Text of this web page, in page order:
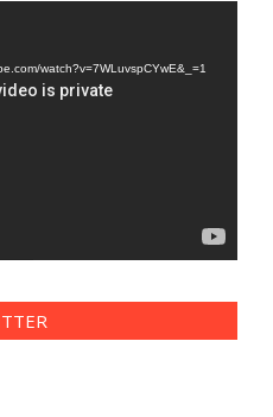
watch?v=7WLuvspCYwE&_=1